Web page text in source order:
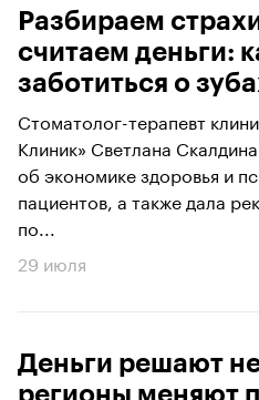
Разбираем
считаем деньги:
заботиться о
Стоматолог-терапевт
Клиник» Светлана
об экономике здоровья и
пациентов, а также дала
по...
29 июля
Деньги решают
регионы меняют